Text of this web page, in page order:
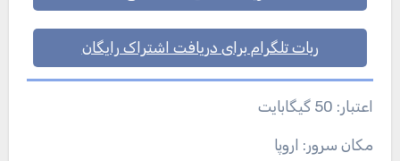
ربات تلگرام برای دریافت اشتراک رایگان
اعتبار: 50 گیگابایت
مکان سرور: اروپا